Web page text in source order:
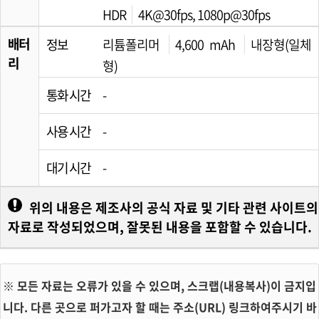
HDR
4K@30fps, 1080p@30fps
배터
리
정보 리튬폴리머 4,600 mAh
내장형(일체
형)
통화 시간
-
사용 시간
-
대기 시간
-
위의 내용은 제조사의 공식 자료 및 기타 관련 사이트의
자료로 작성되었으며, 잘못된 내용을 포함할 수 있습니다.
※ 모든 자료는 오류가 있을 수 있으며, 스크랩(내용복사)이 금지입
니다. 다른 곳으로 퍼가고자 할 때는 주소(URL) 링크하여주시기 바